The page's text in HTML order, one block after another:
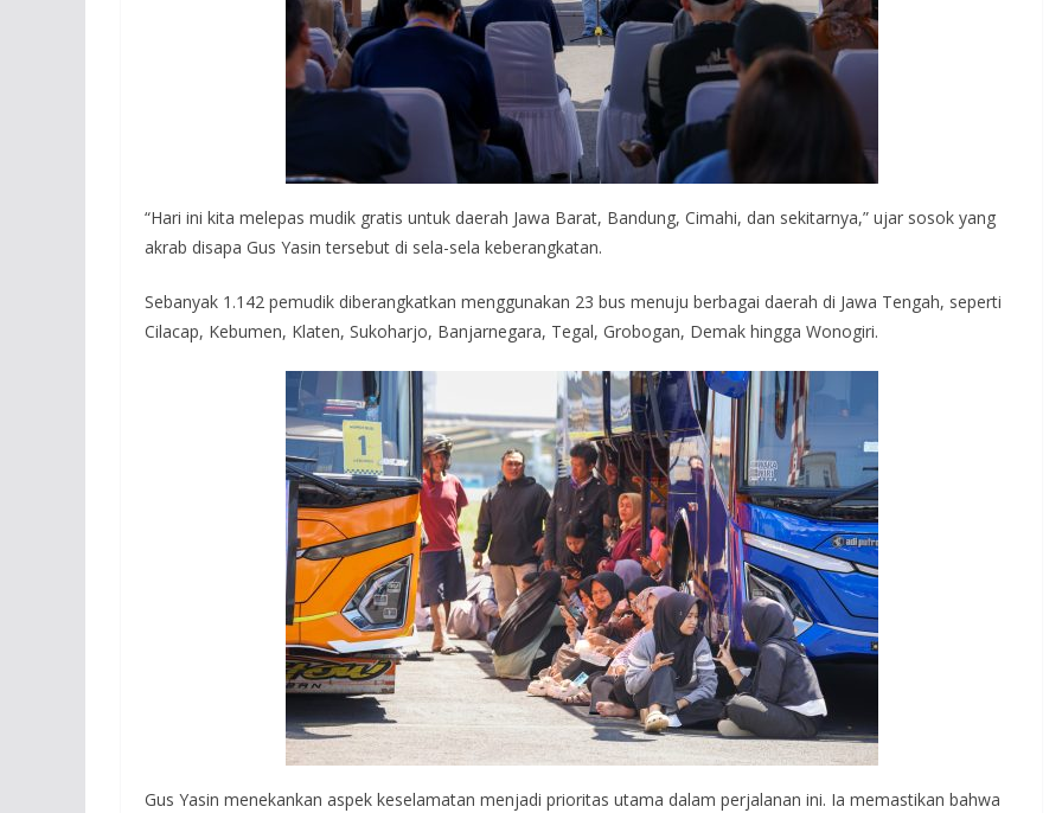
“Hari ini kita melepas mudik gratis untuk daerah Jawa Barat, Bandung, Cimahi, dan sekitarnya,” ujar sosok yang
akrab disapa Gus Yasin tersebut di sela-sela keberangkatan.
Sebanyak 1.142 pemudik diberangkatkan menggunakan 23 bus menuju berbagai daerah di Jawa Tengah, seperti
Cilacap, Kebumen, Klaten, Sukoharjo, Banjarnegara, Tegal, Grobogan, Demak hingga Wonogiri.
Gus Yasin menekankan aspek keselamatan menjadi prioritas utama dalam perjalanan ini. Ia memastikan bahwa